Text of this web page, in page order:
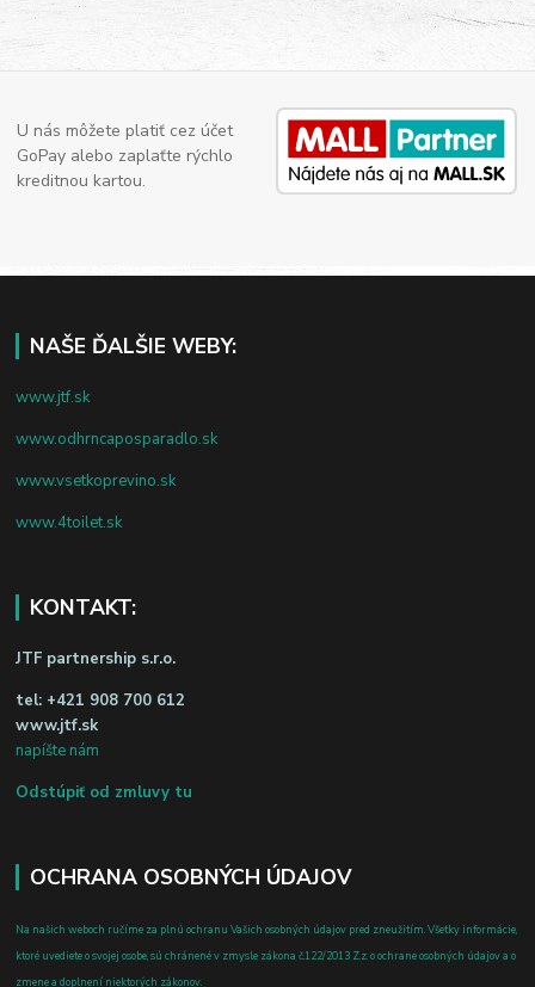
U nás môžete platiť cez účet
GoPay alebo zaplaťte rýchlo
kreditnou kartou.
NAŠE ĎALŠIE WEBY:
www.jtf.sk
www.odhrncaposparadlo.sk
www.vsetkoprevino.sk
www.4toilet.sk
KONTAKT:
JTF partnership s.r.o.
tel: +421 908 700 612
www.jtf.sk
napíšte nám
Odstúpiť od zmluvy tu
OCHRANA OSOBNÝCH ÚDAJOV
Na našich weboch ručíme za plnú ochranu Vašich osobných údajov pred zneužitím. Všetky informácie,
ktoré uvediete o svojej osobe, sú chránené v zmysle zákona č.122/2013 Z.z. o ochrane osobných údajov a o
zmene a doplnení niektorých zákonov.